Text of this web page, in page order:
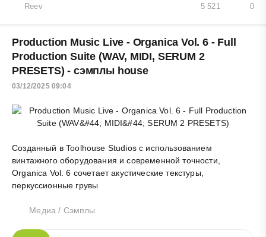
Reev 0
5 521
Production Music Live - Organica Vol. 6 - Full
Production Suite (WAV, MIDI, SERUM 2
PRESETS) - сэмплы house
03/12/2025 09:04
Созданный в Toolhouse Studios с использованием
винтажного оборудования и современной точности,
Organica Vol. 6 сочетает акустические текстуры,
перкуссионные грувы
Медиа / Сэмплы